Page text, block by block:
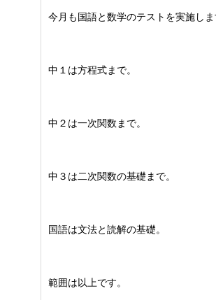
今月も国語と数学のテストを実施しま
中１は方程式まで。
中２は一次関数まで。
中３は二次関数の基礎まで。
国語は文法と読解の基礎。
範囲は以上です。